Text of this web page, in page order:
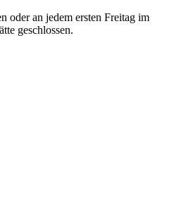
oder an jedem ersten Freitag im
geschlossen.